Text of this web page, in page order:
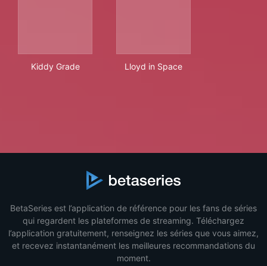
Kiddy Grade Lloyd in Space
BetaSeries est l’application de référence pour les fans de séries
qui regardent les plateformes de streaming. Téléchargez
l’application gratuitement, renseignez les séries que vous aimez,
et recevez instantanément les meilleures recommandations du
moment.